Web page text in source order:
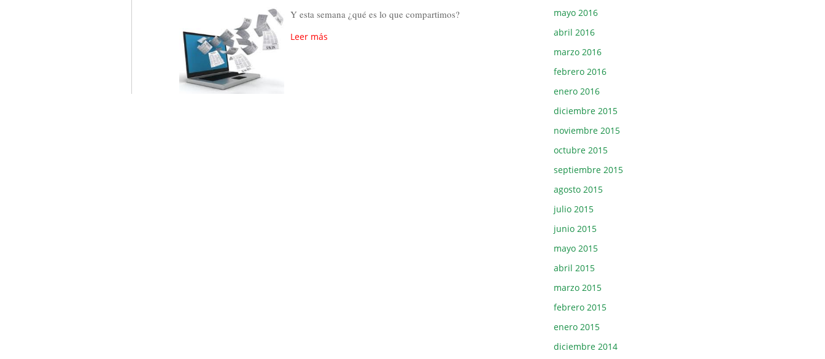
Y esta semana ¿qué es lo que compartimos?
Leer más
mayo 2016
abril 2016
marzo 2016
febrero 2016
enero 2016
diciembre 2015
noviembre 2015
octubre 2015
septiembre 2015
agosto 2015
julio 2015
junio 2015
mayo 2015
abril 2015
marzo 2015
febrero 2015
enero 2015
diciembre 2014